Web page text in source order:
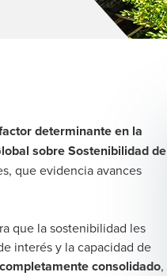
determinante en la
sobre Sostenibilidad de
que evidencia avances
que la sostenibilidad les
interés y la capacidad de
consolidado,